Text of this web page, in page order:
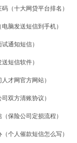
（十大网贷平台排名）
脑发送短信到手机）
通知短信）
短信软件）
才网官方网站）
双方清账协议）
保险公司定损流程）
个人催款短信怎么写）